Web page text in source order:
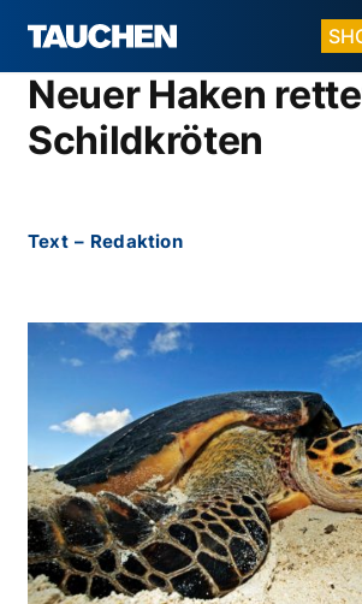
Neuer Haken
Schildkröten
Text – Redaktion